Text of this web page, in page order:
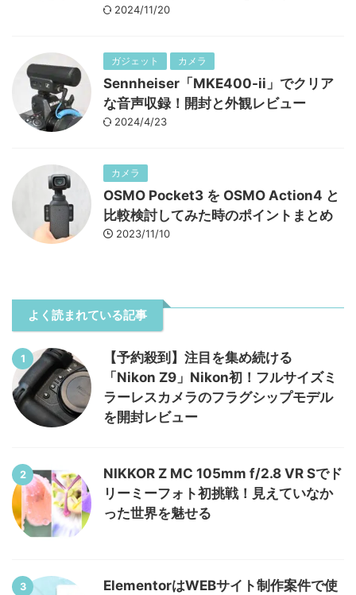
2024/11/20
ガジェット カメラ
Sennheiser「MKE400-ii」でクリア
な音声収録！開封と外観レビュー
2024/4/23
カメラ
OSMO Pocket3 を OSMO Action4 と
比較検討してみた時のポイントまとめ
2023/11/10
よく読まれている記事
1
【予約殺到】注目を集め続ける
「Nikon Z9」Nikon初！フルサイズミ
ラーレスカメラのフラグシップモデル
を開封レビュー
2
NIKKOR Z MC 105mm f/2.8 VR Sでド
リーミーフォト初挑戦！見えていなか
った世界を魅せる
3 ElementorはWEBサイト制作案件で使